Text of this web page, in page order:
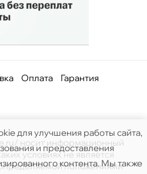
Оплата Гарантия
носит информационный
условиях не является
положениями
для улучшения работы сайта,
и предоставления
контента. Мы также